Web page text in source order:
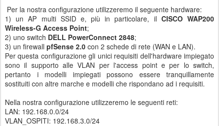
Per la nostra configurazione utilizzeremo il seguente hardware:
1) un AP multi SSID e, più in particolare, il CISCO WAP200
Wireless-G Access Point;
2) uno switch DELL PowerConnect 2848;
3) un firewall pfSense 2.0 con 2 schede di rete (WAN e LAN).
Per questa configurazione gli unici requisiti dell'hardware impiegato
sono il supporto alle VLAN per l'access point e per lo switch,
pertanto i modelli impiegati possono essere tranquillamente
sostituiti con altre marche e modelli che rispondano ad i requisiti.
Nella nostra configurazione utilizzeremo le seguenti reti:
LAN: 192.168.0.0/24
VLAN_OSPITI: 192.168.3.0/24